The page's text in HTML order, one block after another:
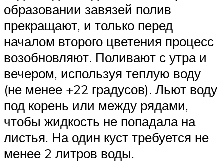
образовании завязей полив
прекращают, и только перед
началом второго цветения процесс
возобновляют. Поливают с утра и
вечером, используя теплую воду
(не менее +22 градусов). Льют воду
под корень или между рядами,
чтобы жидкость не попадала на
листья. На один куст требуется не
менее 2 литров воды.